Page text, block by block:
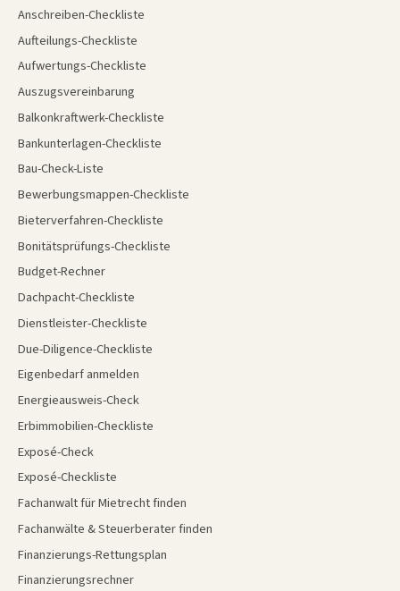
Anschreiben-Checkliste
Aufteilungs-Checkliste
Aufwertungs-Checkliste
Auszugsvereinbarung
Balkonkraftwerk-Checkliste
Bankunterlagen-Checkliste
Bau-Check-Liste
Bewerbungsmappen-Checkliste
Bieterverfahren-Checkliste
Bonitätsprüfungs-Checkliste
Budget-Rechner
Dachpacht-Checkliste
Dienstleister-Checkliste
Due-Diligence-Checkliste
Eigenbedarf anmelden
Energieausweis-Check
Erbimmobilien-Checkliste
Exposé-Check
Exposé-Checkliste
Fachanwalt für Mietrecht finden
Fachanwälte & Steuerberater finden
Finanzierungs-Rettungsplan
Finanzierungsrechner